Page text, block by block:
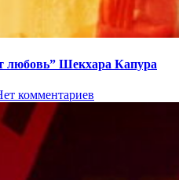
любовь” Шекхара Капура
комментариев